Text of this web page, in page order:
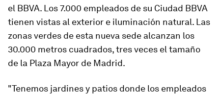
el BBVA. Los 7.000 empleados de su Ciudad BBVA
tienen vistas al exterior e iluminación natural. Las
zonas verdes de esta nueva sede alcanzan los
30.000 metros cuadrados, tres veces el tamaño
de la Plaza Mayor de Madrid.
"Tenemos jardines y patios donde los empleados